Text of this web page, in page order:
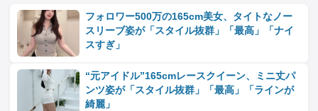
フォロワー500万の165cm美女、タイトなノー
スリーブ姿が「スタイル抜群」「最高」「ナイ
スすぎ」
“元アイドル”165cmレースクイーン、ミニ丈パ
ンツ姿が「スタイル抜群」「最高」「ラインが
綺麗」